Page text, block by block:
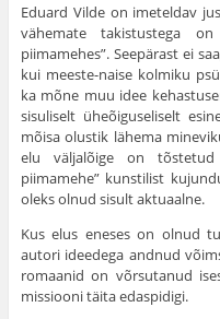
Eduard Vilde on imeteldav
vähemate takistustega
piimamehes”. Seepärast ei
kui meeste-naise kolmiku
ka mõne muu idee
sisuliselt üheõiguseliselt
mõisa olustik lähema
elu väljalõige on tõstetud
piimamehe” kunstilist
oleks olnud sisult aktuaalne.
Kus elus eneses on olnud
autori ideedega andnud
romaanid on võrsutanud
missiooni täita edaspidigi.